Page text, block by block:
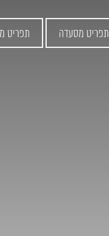
תפריט מסעדה תפריט